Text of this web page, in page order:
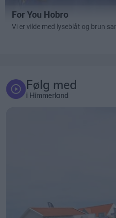
Følg med
i Himmerland